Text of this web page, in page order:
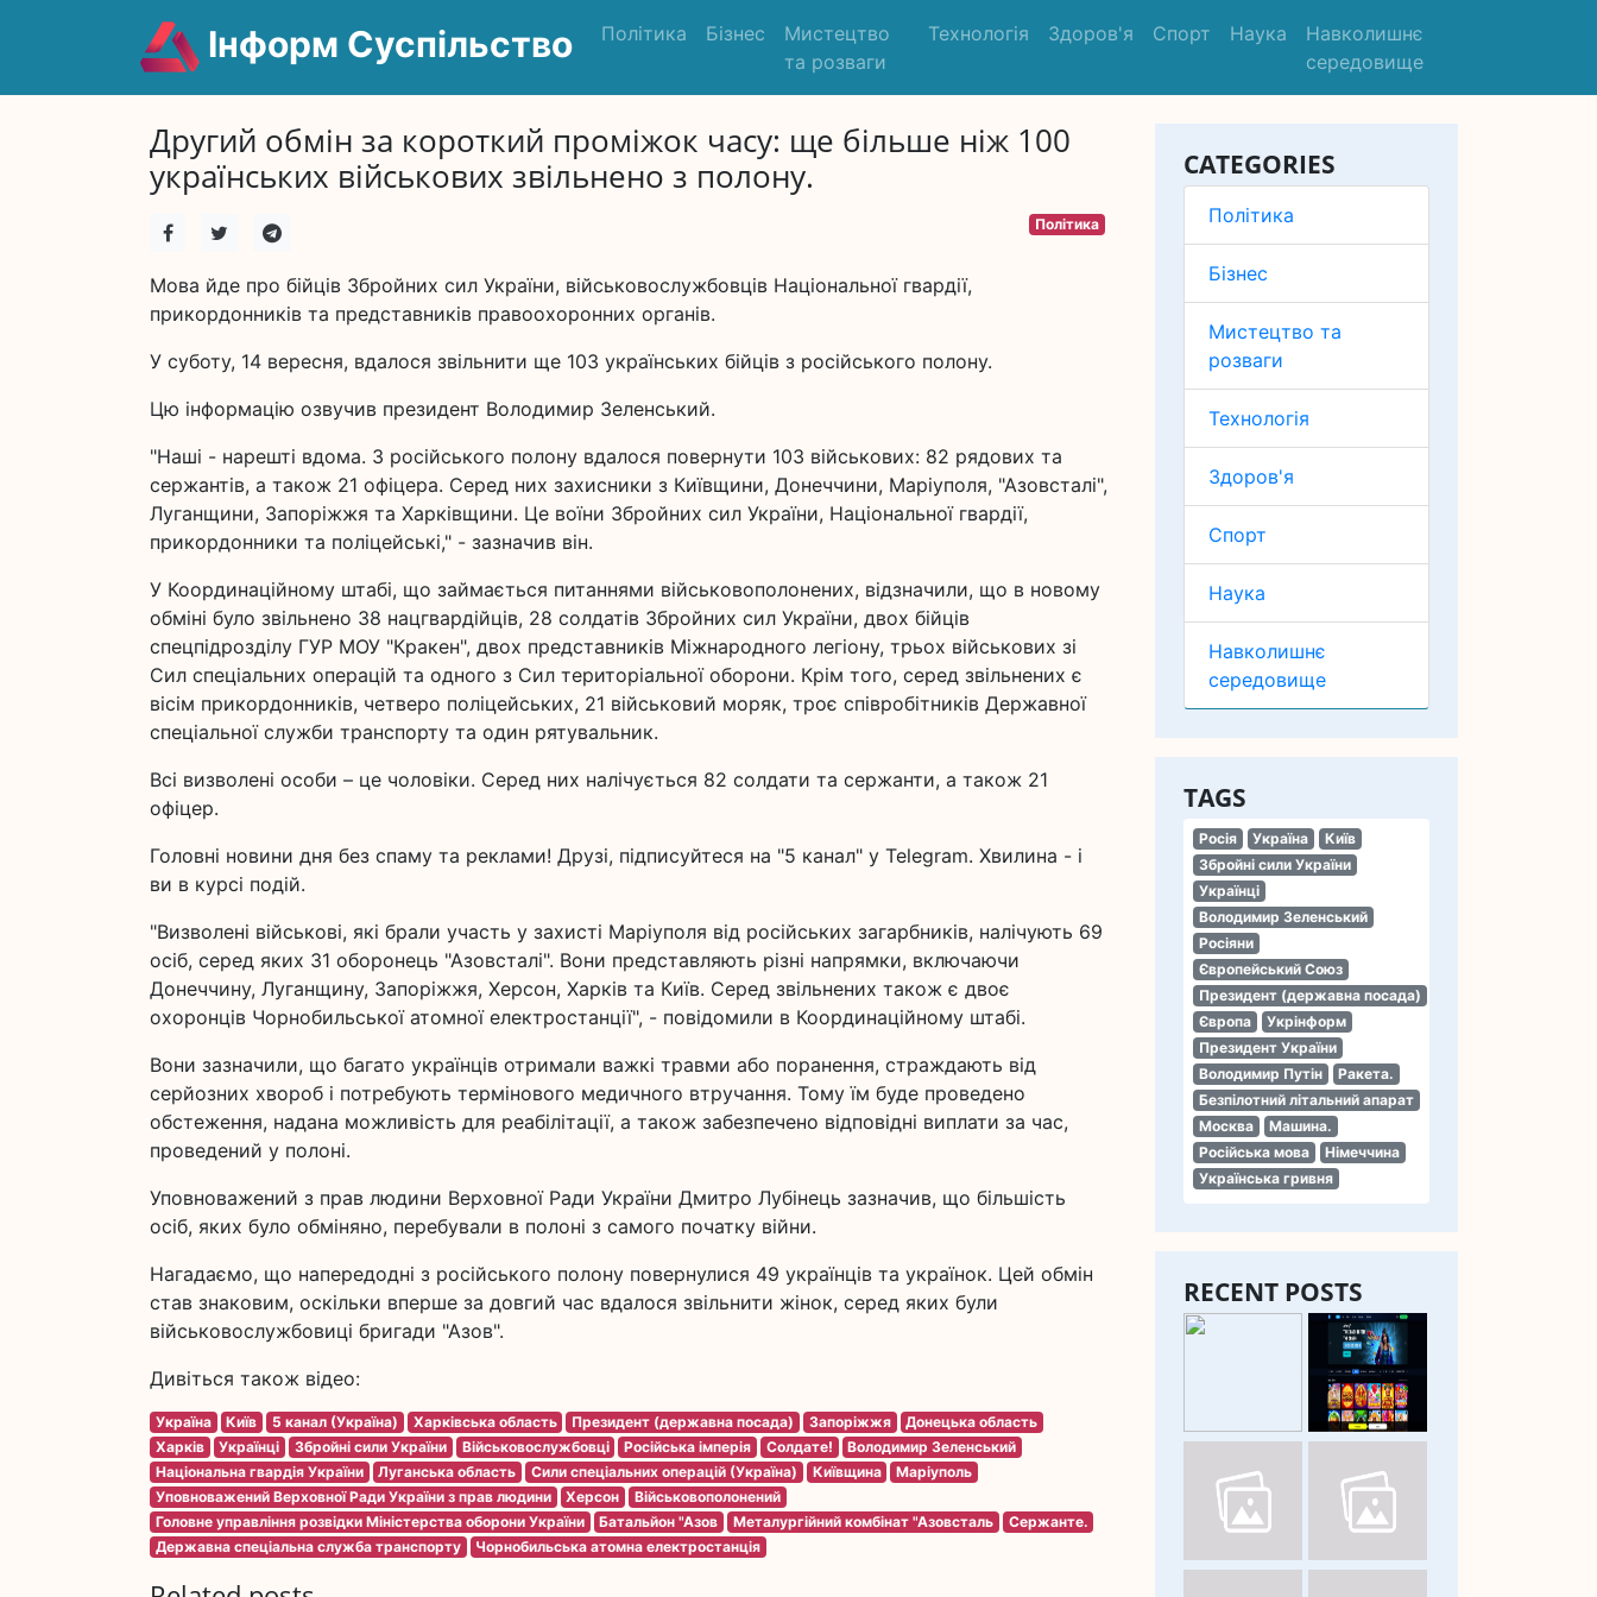
Інформ Суспільство Політика Бізнес
Мистецтво
та розваги
Технологія Здоров'я Спорт Наука
Навколишнє
середовище
CATEGORIES
Політика
Бізнес
Мистецтво та
розваги
Технологія
Здоров'я
Спорт
Наука
Навколишнє
середовище
TAGS
Росія Україна
Київ
Збройні сили України
Українці
Володимир Зеленський
Росіяни
Європейський Союз
Президент (державна посада)
Європа
Укрінформ
Президент України
Володимир Путін
Ракета.
Безпілотний літальний апарат
Москва
Машина.
Російська мова
Німеччина
Українська гривня
RECENT POSTS
Другий обмін за короткий проміжок часу: ще більше ніж 100
українських військових звільнено з полону.
Політика
Мова йде про бійців Збройних сил України, військовослужбовців Національної гвардії,
прикордонників та представників правоохоронних органів.
У суботу, 14 вересня, вдалося звільнити ще 103 українських бійців з російського полону.
Цю інформацію озвучив президент Володимир Зеленський.
"Наші - нарешті вдома. З російського полону вдалося повернути 103 військових: 82 рядових та
сержантів, а також 21 офіцера. Серед них захисники з Київщини, Донеччини, Маріуполя, "Азовсталі",
Луганщини, Запоріжжя та Харківщини. Це воїни Збройних сил України, Національної гвардії,
прикордонники та поліцейські," - зазначив він.
У Координаційному штабі, що займається питаннями військовополонених, відзначили, що в новому
обміні було звільнено 38 нацгвардійців, 28 солдатів Збройних сил України, двох бійців
спецпідрозділу ГУР МОУ "Кракен", двох представників Міжнародного легіону, трьох військових зі
Сил спеціальних операцій та одного з Сил територіальної оборони. Крім того, серед звільнених є
вісім прикордонників, четверо поліцейських, 21 військовий моряк, троє співробітників Державної
спеціальної служби транспорту та один рятувальник.
Всі визволені особи – це чоловіки. Серед них налічується 82 солдати та сержанти, а також 21
офіцер.
Головні новини дня без спаму та реклами! Друзі, підписуйтеся на "5 канал" у Telegram. Хвилина - і
ви в курсі подій.
"Визволені військові, які брали участь у захисті Маріуполя від російських загарбників, налічують 69
осіб, серед яких 31 оборонець "Азовсталі". Вони представляють різні напрямки, включаючи
Донеччину, Луганщину, Запоріжжя, Херсон, Харків та Київ. Серед звільнених також є двоє
охоронців Чорнобильської атомної електростанції", - повідомили в Координаційному штабі.
Вони зазначили, що багато українців отримали важкі травми або поранення, страждають від
серйозних хвороб і потребують термінового медичного втручання. Тому їм буде проведено
обстеження, надана можливість для реабілітації, а також забезпечено відповідні виплати за час,
проведений у полоні.
Уповноважений з прав людини Верховної Ради України Дмитро Лубінець зазначив, що більшість
осіб, яких було обміняно, перебували в полоні з самого початку війни.
Нагадаємо, що напередодні з російського полону повернулися 49 українців та українок. Цей обмін
став знаковим, оскільки вперше за довгий час вдалося звільнити жінок, серед яких були
військовослужбовиці бригади "Азов".
Дивіться також відео:
Україна Київ 5 канал (Україна) Харківська область Президент (державна посада) Запоріжжя
Донецька область
Харків
Українці Збройні сили України Військовослужбовці Російська імперія Солдате!
Володимир Зеленський
Національна гвардія України
Луганська область Сили спеціальних операцій (Україна) Київщина
Маріуполь
Уповноважений Верховної Ради України з прав людини
Херсон
Військовополонений
Головне управління розвідки Міністерства оборони України
Батальйон "Азов Металургійний комбінат "Азовсталь
Сержанте.
Державна спеціальна служба транспорту
Чорнобильська атомна електростанція